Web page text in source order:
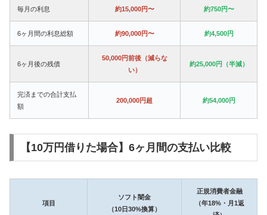
毎月の利息 約15,000円〜 約750円〜
6ヶ月間の利息総額 約90,000円〜 約4,500円
6ヶ月後の残債
50,000円前後（減らな
い）
約25,000円（半減）
完済までの合計支払
額
200,000円超 約54,000円
【10万円借りた場合】6ヶ月間の支払い比較
項目
ソフト闇金
（10日30%換算）
正規消費者金融
（年18%・月1返